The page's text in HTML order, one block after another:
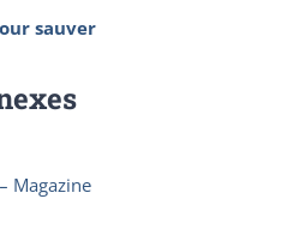
sauver
Magazine